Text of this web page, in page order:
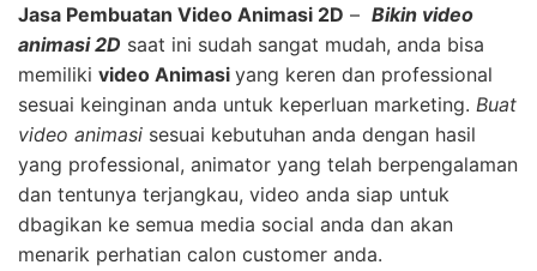
Jasa Pembuatan Video Animasi 2D – Bikin video
animasi 2D saat ini sudah sangat mudah, anda bisa
memiliki video Animasi yang keren dan professional
sesuai keinginan anda untuk keperluan marketing. Buat
video animasi sesuai kebutuhan anda dengan hasil
yang professional, animator yang telah berpengalaman
dan tentunya terjangkau, video anda siap untuk
dbagikan ke semua media social anda dan akan
menarik perhatian calon customer anda.